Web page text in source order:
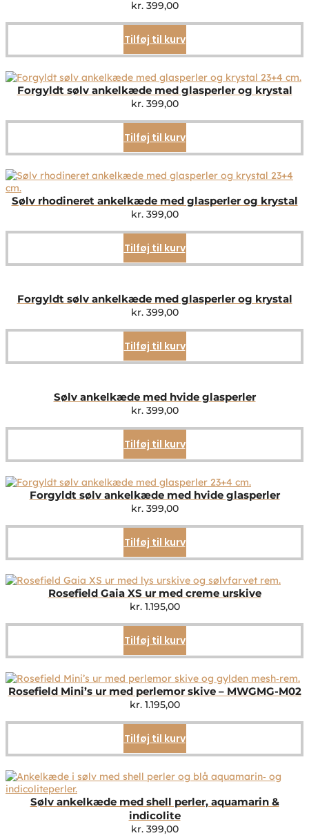
kr.399,00
Tilføj til kurv
Forgyldt sølv ankelkæde med glasperler og krystal
kr.399,00
Tilføj til kurv
Sølv rhodineret ankelkæde med glasperler og krystal
kr.399,00
Tilføj til kurv
Forgyldt sølv ankelkæde med glasperler og krystal
kr.399,00
Tilføj til kurv
Sølv ankelkæde med hvide glasperler
kr.399,00
Tilføj til kurv
Forgyldt sølv ankelkæde med hvide glasperler
kr.399,00
Tilføj til kurv
Rosefield Gaia XS ur med creme urskive
kr.1.195,00
Tilføj til kurv
Rosefield Mini’s ur med perlemor skive – MWGMG-M02
kr.1.195,00
Tilføj til kurv
Sølv ankelkæde med shell perler, aquamarin &
indicolite
kr.399,00